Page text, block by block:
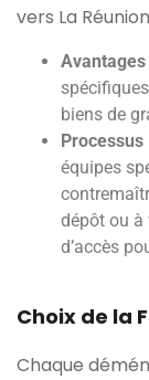
vers La
Avantages
biens de
Processus
équipes
dépôt ou à
d’accès
Choix de la
Chaque